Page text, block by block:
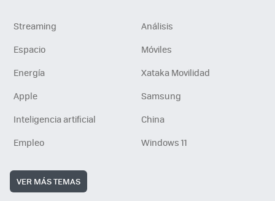
Streaming
Análisis
Espacio
Móviles
Energía
Xataka Movilidad
Apple
Samsung
Inteligencia artificial
China
Empleo
Windows 11
VER MÁS TEMAS